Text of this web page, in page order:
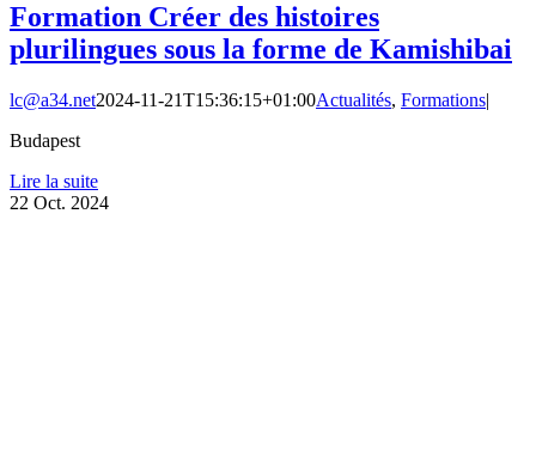
Formation Créer des histoires
plurilingues sous la forme de Kamishibai
lc@a34.net2024-11-21T15:36:15+01:00Actualités, Formations|
Budapest
Lire la suite
22 Oct. 2024